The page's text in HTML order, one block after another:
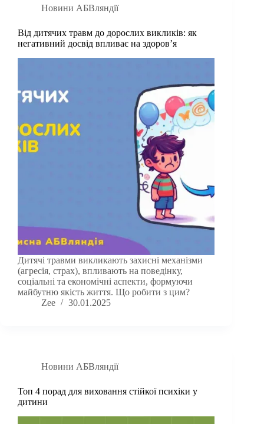
Новини АБВляндії
Від дитячих травм до дорослих викликів: як
негативний досвід впливає на здоров’я
Дитячі травми викликають захисні механізми
(агресія, страх), впливають на поведінку,
соціальні та економічні аспекти, формуючи
майбутню якість життя. Що робити з цим?
Zee
30.01.2025
Новини АБВляндії
Топ 4 порад для виховання стійкої психіки у
дитини